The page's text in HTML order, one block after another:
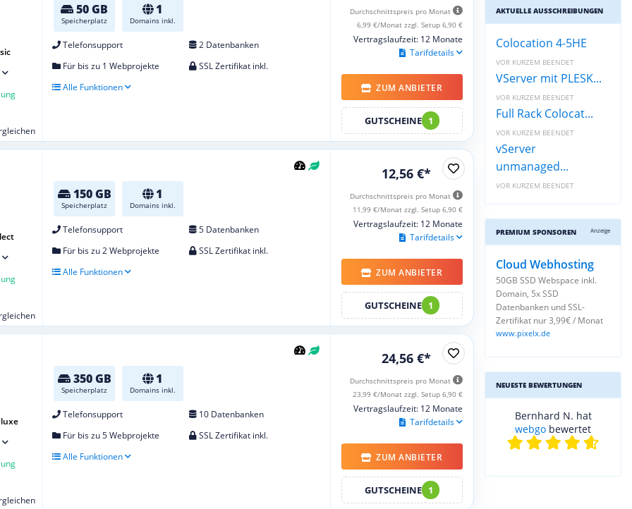
50 GB
Speicherplatz
1
Domains inkl.
Telefonsupport
2 Datenbanken
Für bis zu 1 Webprojekte
SSL Zertifikat inkl.
Alle Funktionen
Durchschnittspreis pro Monat
6,99 €/Monat zzgl. Setup 6,90 €
Vertragslaufzeit: 12 Monate
Tarifdetails
ZUM ANBIETER
GUTSCHEINE 1
150 GB
Speicherplatz
1
Domains inkl.
Telefonsupport
5 Datenbanken
Für bis zu 2 Webprojekte
SSL Zertifikat inkl.
Alle Funktionen
12,56 €*
Durchschnittspreis pro Monat
11,99 €/Monat zzgl. Setup 6,90 €
Vertragslaufzeit: 12 Monate
Tarifdetails
ZUM ANBIETER
GUTSCHEINE 1
350 GB
Speicherplatz
1
Domains inkl.
Telefonsupport
10 Datenbanken
Für bis zu 5 Webprojekte
SSL Zertifikat inkl.
Alle Funktionen
24,56 €*
Durchschnittspreis pro Monat
23,99 €/Monat zzgl. Setup 6,90 €
Vertragslaufzeit: 12 Monate
Tarifdetails
ZUM ANBIETER
GUTSCHEINE 1
AKTUELLE AUSSCHREIBUNGEN
Colocation 4-5HE
VOR KURZEM BEENDET
VServer mit PLESK...
VOR KURZEM BEENDET
Full Rack Colocat...
VOR KURZEM BEENDET
vServer
unmanaged...
VOR KURZEM BEENDET
PREMIUM SPONSOREN Anzeige
Cloud Webhosting
50GB SSD Webspace inkl.
Domain, 5x SSD
Datenbanken und SSL-
Zertifikat nur 3,99€ / Monat
www.pixelx.de
NEUESTE BEWERTUNGEN
Bernhard N. hat
webgo bewertet